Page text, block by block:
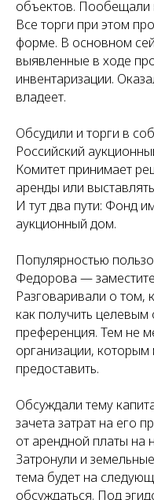
объектов. Пообещали
Все торги при этом
форме. В основном
выявленные в ходе
инвентаризации.
владеет.
Обсудили и торги в
Российский
Комитет принимает
аренды или
И тут два пути: Фонд
аукционный дом.
Популярностью
Федорова —
Разговаривали о том,
как получить
преференция. Тем не
организации,
предоставить.
Обсуждали тему
зачета затрат на его
от арендной платы на
Затронули и
тема будет на
обсуждаться. Под